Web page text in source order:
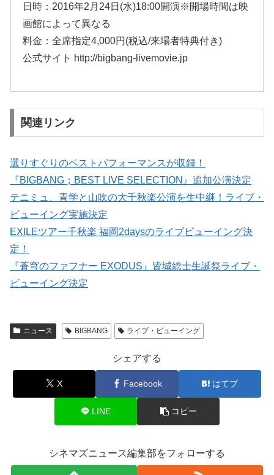
日時：2016年2月24日(水)18:00開演※開場時間は映
画館によって異なる
料金：全席指定4,000円(税込/来場者特典付き)
公式サイト http://bigbang-livemovie.jp
関連リンク
選りすぐりのベストパフォーマンスが収録！
『BIGBANG；BEST LIVE SELECTION』追加公演決定
テニミュ、青学と山吹の大千秋楽公演を生中継！ライブ・
ビューイング実施決定
EXILEツアー千秋楽 福岡2daysのライブビューイング決
定！
『蒼穹のファフナー EXODUS』皆城総士生誕祭ライブ・
ビューイング決定
ニュース BIGBANG ライブ・ビューイング
シェアする
X Facebook はてブ
LINE コピー
シネマズニュース編集部をフォローする